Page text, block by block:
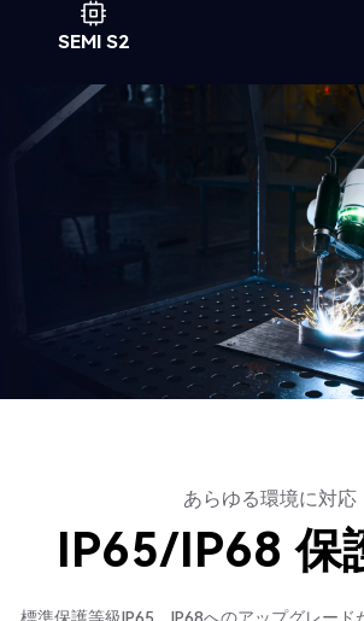
SEMI S2
あらゆる環境に対応
IP65/IP68 保